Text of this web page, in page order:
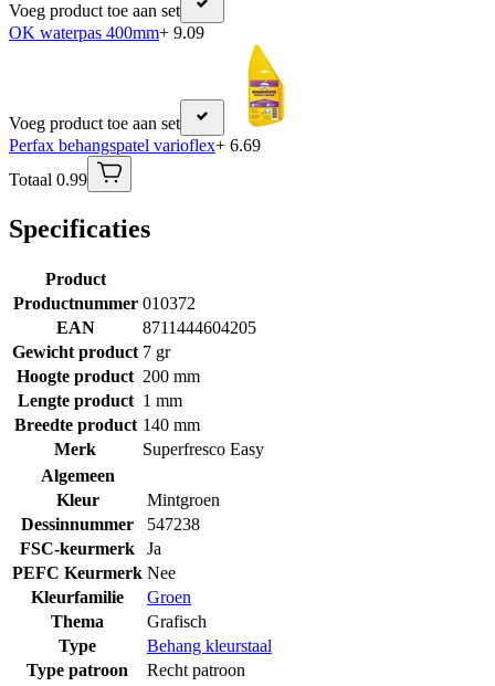
Voeg product toe aan set
OK waterpas 400mm+ 9.09
Voeg product toe aan set
Perfax behangspatel varioflex+ 6.69
Totaal 0.99
Specificaties
Product
Productnummer 010372
EAN
8711444604205
Gewicht product 7 gr
Hoogte product 200 mm
Lengte product 1 mm
Breedte product 140 mm
Merk
Superfresco Easy
Algemeen
Kleur
Mintgroen
Dessinnummer
547238
FSC-keurmerk
Ja
PEFC Keurmerk Nee
Kleurfamilie
Groen
Thema
Grafisch
Type
Behang kleurstaal
Type patroon
Recht patroon